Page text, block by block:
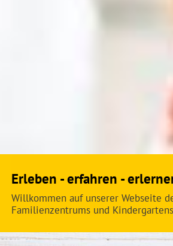
Erleben - erfahren -
Willkommen auf unserer Webseite
Familienzentrums und